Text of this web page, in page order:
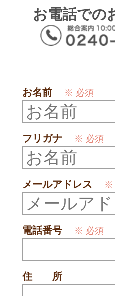
お電話での
お名前 ※ 必須
フリガナ ※ 必須
メールアドレス ※
電話番号 ※ 必須
住 所